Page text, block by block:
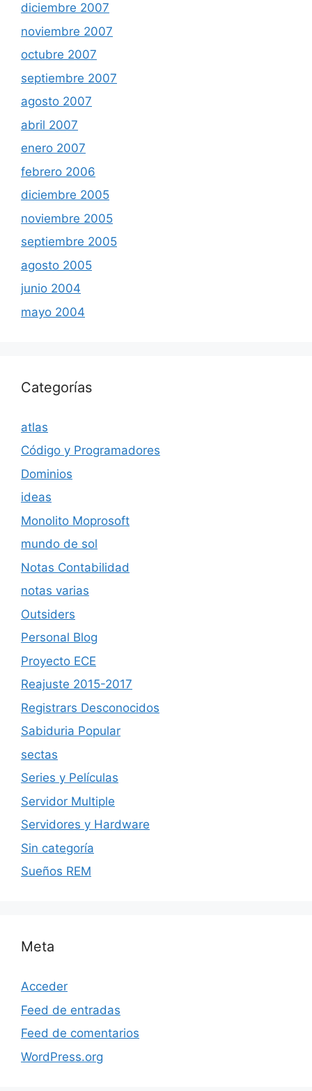
diciembre 2007
noviembre 2007
octubre 2007
septiembre 2007
agosto 2007
abril 2007
enero 2007
febrero 2006
diciembre 2005
noviembre 2005
septiembre 2005
agosto 2005
junio 2004
mayo 2004
Categorías
atlas
Código y Programadores
Dominios
ideas
Monolito Moprosoft
mundo de sol
Notas Contabilidad
notas varias
Outsiders
Personal Blog
Proyecto ECE
Reajuste 2015-2017
Registrars Desconocidos
Sabiduria Popular
sectas
Series y Películas
Servidor Multiple
Servidores y Hardware
Sin categoría
Sueños REM
Meta
Acceder
Feed de entradas
Feed de comentarios
WordPress.org